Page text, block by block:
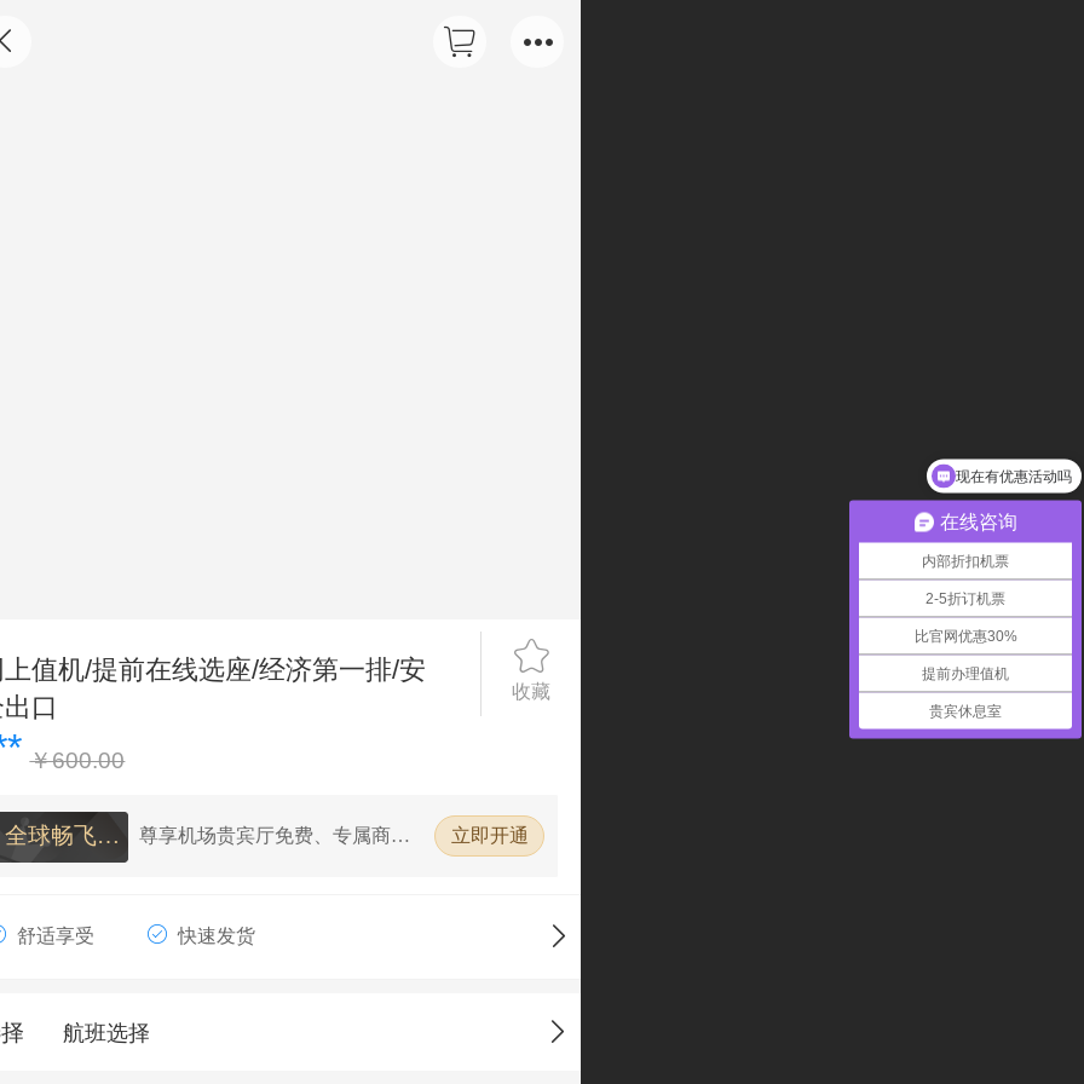
值机/提前在线选座/经济第一排/安
口
收藏
￥600.00
全球畅飞单
尊享机场贵宾厅免费、专属商务
免费值机选座
立即开通
舒适享受 快速发货
航班选择
在线咨询
内部折扣机票
2-5折订机票
比官网优惠30%
提前办理值机
贵宾休息室
现在有优惠活动吗